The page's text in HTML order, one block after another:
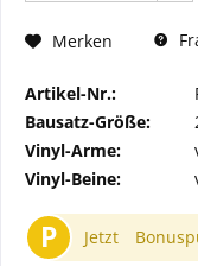
Merken
Artikel-Nr.:
Bausatz-Größe:
Vinyl-Arme:
Vinyl-Beine:
P Jetzt